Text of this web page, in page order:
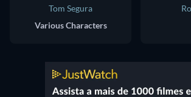
Tom Segura
Various Characters